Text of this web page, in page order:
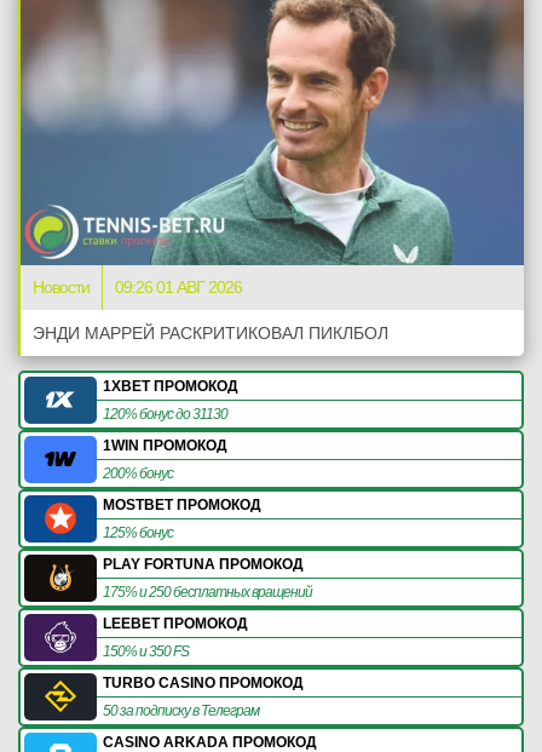
Новости 09:26 01 АВГ 2026
ЭНДИ МАРРЕЙ РАСКРИТИКОВАЛ ПИКЛБОЛ
1XBET ПРОМОКОД
120% бонус до 31130
1WIN ПРОМОКОД
200% бонус
MOSTBET ПРОМОКОД
125% бонус
PLAY FORTUNA ПРОМОКОД
175% и 250 бесплатных вращений
LEEBET ПРОМОКОД
150% и 350 FS
TURBO CASINO ПРОМОКОД
50 за подписку в Телеграм
CASINO ARKADA ПРОМОКОД